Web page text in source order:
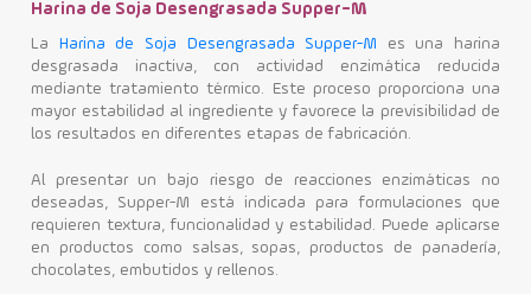
Harina de Soja Desengrasada Supper-M
La Harina de Soja Desengrasada Supper-M es una harina
desgrasada inactiva, con actividad enzimática reducida
mediante tratamiento térmico. Este proceso proporciona una
mayor estabilidad al ingrediente y favorece la previsibilidad de
los resultados en diferentes etapas de fabricación.
Al presentar un bajo riesgo de reacciones enzimáticas no
deseadas, Supper-M está indicada para formulaciones que
requieren textura, funcionalidad y estabilidad. Puede aplicarse
en productos como salsas, sopas, productos de panadería,
chocolates, embutidos y rellenos.